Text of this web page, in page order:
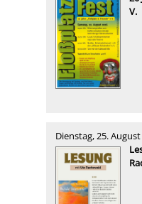
V.
Dienstag, 25.